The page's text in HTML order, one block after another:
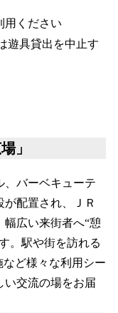
用ください
遊具貸出を中止す
」
バーベキューテ
配置され、ＪＲ
広い来街者へ“憩
。駅や街を訪れる
など様々な利用シー
い交流の場をお届